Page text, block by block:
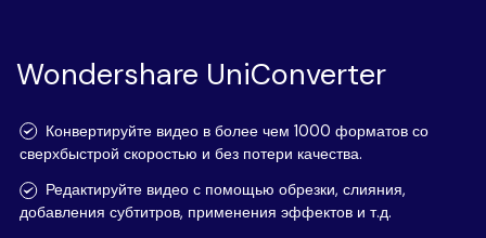
Решения
О нас
Новости
Покупка
Windows
Mac
UniConverter для Mac
Функции
AI функции
Больше инструментов
Руководство
Блог
Wondershare UniConverter
Конвертируйте видео в более чем 1000 форматов со
сверхбыстрой скоростью и без потери качества.
Редактируйте видео с помощью обрезки, слияния,
добавления субтитров, применения эффектов и т.д.